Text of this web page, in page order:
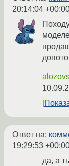
20:14:04
Ответ на:
19:29:53
да, а